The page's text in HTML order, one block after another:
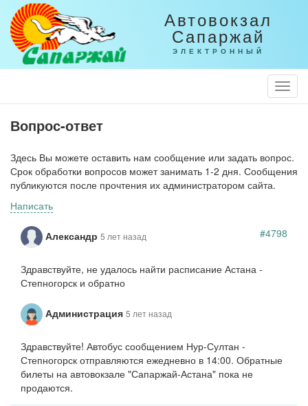
Автовокзал
Сапаржай
ЭЛЕКТРОННЫЙ
Вопрос-ответ
Здесь Вы можете оставить нам сообщение или задать вопрос.
Срок обработки вопросов может занимать 1-2 дня. Сообщения
публикуются после прочтения их администратором сайта.
Написать
Александр 5 лет назад #4798
Здравствуйте, не удалось найти расписание Астана -
Степногорск и обратно
Администрация 5 лет назад
Здравствуйте! Автобус сообщением Нур-Султан -
Степногорск отправляются ежедневно в 14:00. Обратные
билеты на автовокзале "Сапаржай-Астана" пока не
продаются.